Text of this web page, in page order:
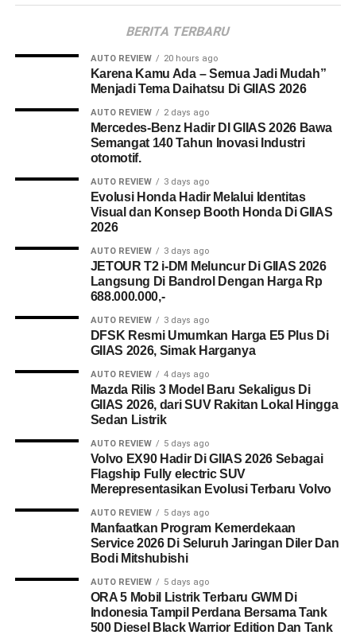
BERITA TERBARU
AUTO REVIEW 20 hours ago
Karena Kamu Ada – Semua Jadi Mudah”
Menjadi Tema Daihatsu Di GIIAS 2026
AUTO REVIEW 2 days ago
Mercedes-Benz Hadir DI GIIAS 2026 Bawa
Semangat 140 Tahun Inovasi Industri
otomotif.
AUTO REVIEW 3 days ago
Evolusi Honda Hadir Melalui Identitas
Visual dan Konsep Booth Honda Di GIIAS
2026
AUTO REVIEW 3 days ago
JETOUR T2 i-DM Meluncur Di GIIAS 2026
Langsung Di Bandrol Dengan Harga Rp
688.000.000,-
AUTO REVIEW 3 days ago
DFSK Resmi Umumkan Harga E5 Plus Di
GIIAS 2026, Simak Harganya
AUTO REVIEW 4 days ago
Mazda Rilis 3 Model Baru Sekaligus Di
GIIAS 2026, dari SUV Rakitan Lokal Hingga
Sedan Listrik
AUTO REVIEW 5 days ago
Volvo EX90 Hadir Di GIIAS 2026 Sebagai
Flagship Fully electric SUV
Merepresentasikan Evolusi Terbaru Volvo
AUTO REVIEW 5 days ago
Manfaatkan Program Kemerdekaan
Service 2026 Di Seluruh Jaringan Diler Dan
Bodi Mitshubishi
AUTO REVIEW 5 days ago
ORA 5 Mobil Listrik Terbaru GWM Di
Indonesia Tampil Perdana Bersama Tank
500 Diesel Black Warrior Edition Dan Tank